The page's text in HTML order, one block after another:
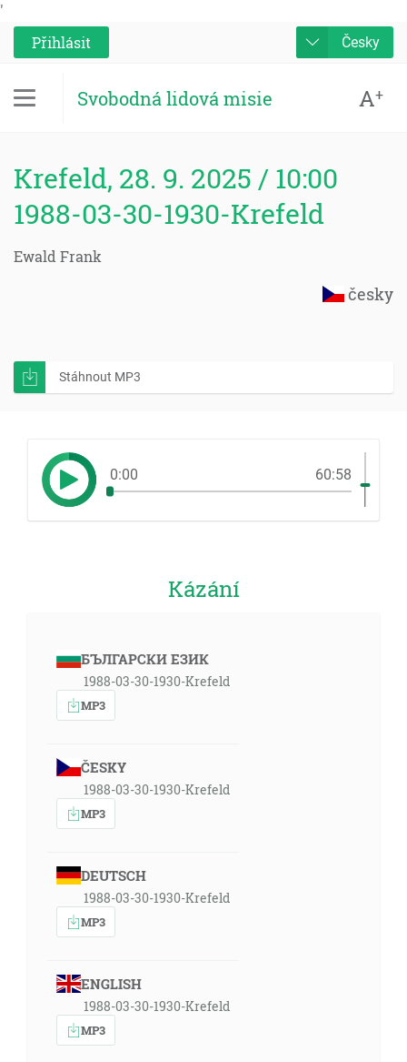
'
Přihlásit
Česky
Svobodná lidová misie A+
Krefeld, 28. 9. 2025 / 10:00
1988-03-30-1930-Krefeld
Ewald Frank
česky
Stáhnout MP3
0:00 60:58
Kázání
БЪЛГАРСКИ ЕЗИК
1988-03-30-1930-Krefeld
MP3
ČESKY
1988-03-30-1930-Krefeld
MP3
DEUTSCH
1988-03-30-1930-Krefeld
MP3
ENGLISH
1988-03-30-1930-Krefeld
MP3